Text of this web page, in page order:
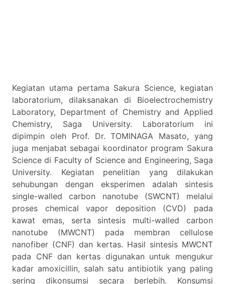
Kegiatan utama pertama Sakura Science, kegiatan
laboratorium, dilaksanakan di Bioelectrochemistry
Laboratory, Department of Chemistry and Applied
Chemistry, Saga University. Laboratorium ini
dipimpin oleh Prof. Dr. TOMINAGA Masato, yang
juga menjabat sebagai koordinator program Sakura
Science di Faculty of Science and Engineering, Saga
University. Kegiatan penelitian yang dilakukan
sehubungan dengan eksperimen adalah sintesis
single-walled carbon nanotube (SWCNT) melalui
proses chemical vapor deposition (CVD) pada
kawat emas, serta sintesis multi-walled carbon
nanotube (MWCNT) pada membran cellulose
nanofiber (CNF) dan kertas. Hasil sintesis MWCNT
pada CNF dan kertas digunakan untuk mengukur
kadar amoxicillin, salah satu antibiotik yang paling
sering dikonsumsi secara berlebih. Konsumsi